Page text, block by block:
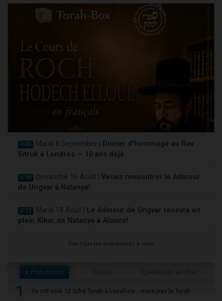
J-33 Mardi 8 Septembre |
Dinner d'hommage au Rav
Sitruk à Londres — 10 ans déjà
J-10 Dimanche 16 Août | Venez rencontrer le Admour
de Ungvar à Natanya!
J-12 Mardi 18 Août |
Le Admour de Ungvar recevra en
plein Kikar de Natanya à Alonzo!
Voir tous les événements à venir
+ Populaires
1 Ils ont volé 12 Sifré Torah à Levallois… mais pas la Torah